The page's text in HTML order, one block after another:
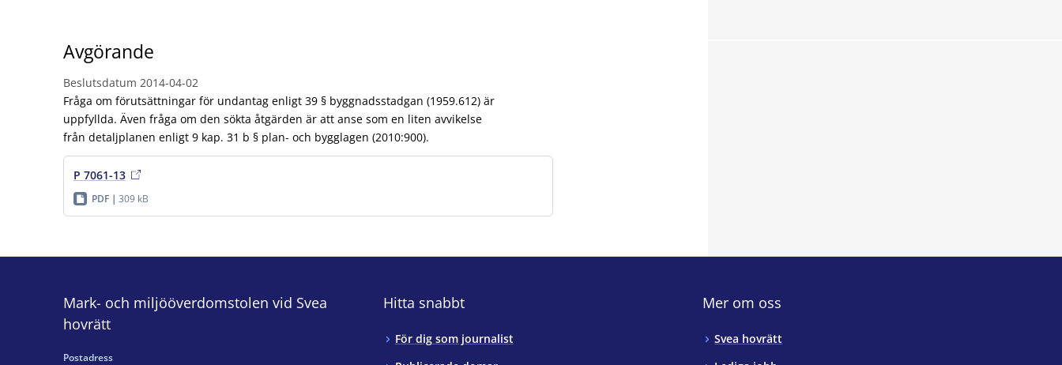
Avgörande
Beslutsdatum 2014-04-02
Fråga om förutsättningar för undantag enligt 39 § byggnadsstadgan (1959.612) är
uppfyllda. Även fråga om den sökta åtgärden är att anse som en liten avvikelse
från detaljplanen enligt 9 kap. 31 b § plan- och bygglagen (2010:900).
P 7061-13
PDF 309 kB
Mark- och miljööverdomstolen vid Svea
hovrätt
Postadress
Hitta snabbt
För dig som journalist
Mer om oss
Svea hovrätt